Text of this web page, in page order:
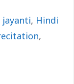
jayanti, Hindi
,